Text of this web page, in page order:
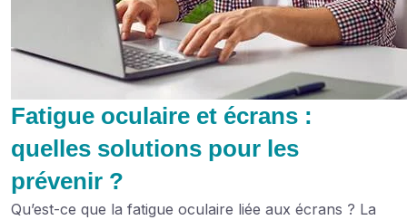
Fatigue oculaire et écrans :
quelles solutions pour les
prévenir ?
Qu’est-ce que la fatigue oculaire liée aux écrans ? La